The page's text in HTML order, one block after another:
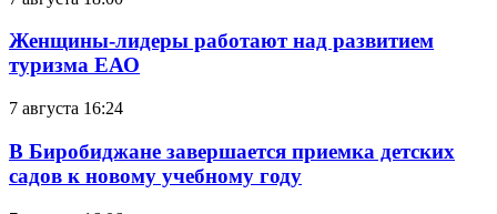
Женщины-лидеры работают над развитием
туризма ЕАО
7 августа 16:24
В Биробиджане завершается приемка детских
садов к новому учебному году